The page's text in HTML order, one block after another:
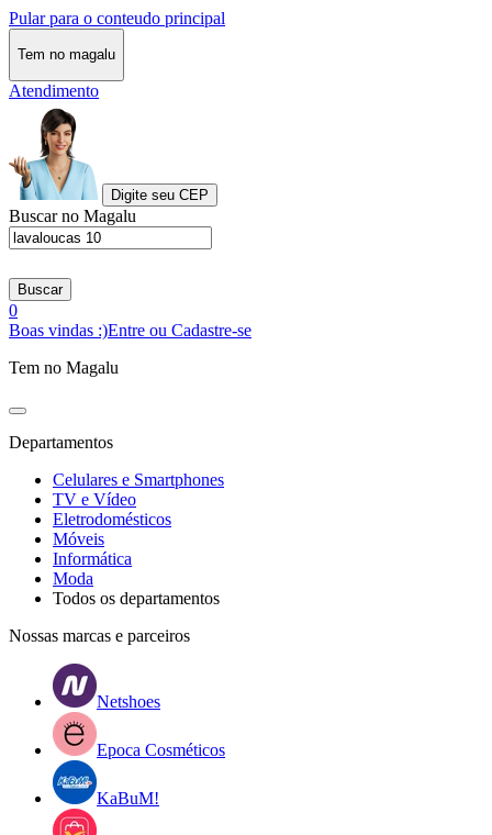
Pular para o conteudo principal
Tem no magalu
Atendimento
Digite seu CEP
Buscar no Magalu
Buscar
0
Boas vindas :)Entre ou Cadastre-se
Tem no Magalu
Departamentos
Celulares e Smartphones
TV e Vídeo
Eletrodomésticos
Móveis
Informática
Moda
Todos os departamentos
Nossas marcas e parceiros
Netshoes
Epoca Cosméticos
KaBuM!